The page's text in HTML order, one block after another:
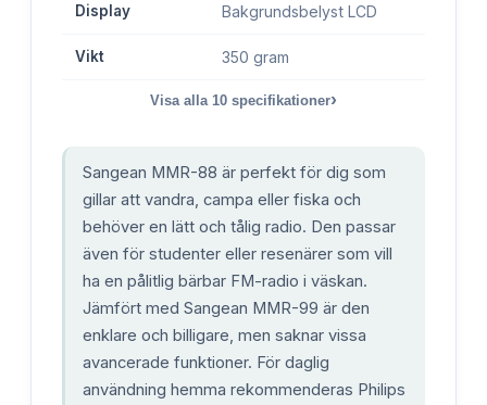
Display Bakgrundsbelyst LCD
Vikt 350 gram
Visa alla 10 specifikationer›
Sangean MMR-88 är perfekt för dig som
gillar att vandra, campa eller fiska och
behöver en lätt och tålig radio. Den passar
även för studenter eller resenärer som vill
ha en pålitlig bärbar FM-radio i väskan.
Jämfört med Sangean MMR-99 är den
enklare och billigare, men saknar vissa
avancerade funktioner. För daglig
användning hemma rekommenderas Philips